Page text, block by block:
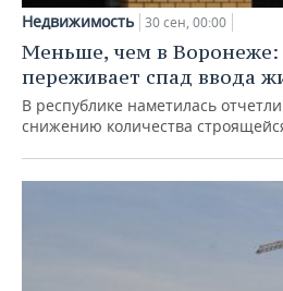
Недвижимость 30 сен, 00:00
Меньше, чем в Воронеже:
переживает спад ввода
В республике наметилась
снижению количества